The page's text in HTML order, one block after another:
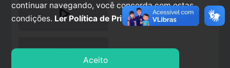
play_arrow
stop
continuar navegando, você concorda com estas
condições. Ler Política de Privacidade.
Aceito